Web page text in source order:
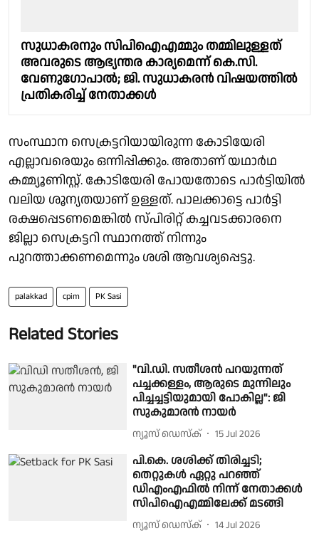
സുധാകരനും സിപിഐഎമ്മും തമ്മിലുള്ളത്
അവരുടെ ആഭ്യന്തര കാര്യമെന്ന് കെ.സി.
വേണുഗോപാൽ; ജി. സുധാകരൻ വിഷയത്തിൽ
പ്രതികരിച്ച് നേതാക്കൾ
സംസ്ഥാന സെക്രട്ടറിയായിരുന്ന കോടിയേരി
എല്ലാവരെയും ഒന്നിപ്പിക്കും. അതാണ് യഥാർഥ
കമ്മ്യൂണിസ്റ്റ്. കോടിയേരി പോയതോടെ പാർട്ടിയിൽ
വലിയ ശൂന്യതയാണ് ഉള്ളത്. പാലക്കാട്ടെ പാർട്ടി
രക്ഷപ്പെടണമെങ്കിൽ സ്പിരിറ്റ് കച്ചവടക്കാരനെ
ജില്ലാ സെക്രട്ടറി സ്ഥാനത്ത് നിന്നും
പുറത്താക്കണമെന്നും ശശി ആവശ്യപ്പെട്ടു.
palakkad cpim PK Sasi
Related Stories
"വി.ഡി. സതീശൻ പറയുന്നത്
പച്ചക്കള്ളം, ആരുടെ മുന്നിലും
പിച്ചച്ചട്ടിയുമായി പോകില്ല": ജി
സുകുമാരൻ നായർ
ന്യൂസ് ഡെസ്ക് 15 Jul 2026
പി.കെ. ശശിക്ക് തിരിച്ചടി;
തെറ്റുകൾ ഏറ്റു പറഞ്ഞ്
ഡിഎംഎഫിൽ നിന്ന് നേതാക്കൾ
സിപിഐഎമ്മിലേക്ക് മടങ്ങി
ന്യൂസ് ഡെസ്ക് 14 Jul 2026